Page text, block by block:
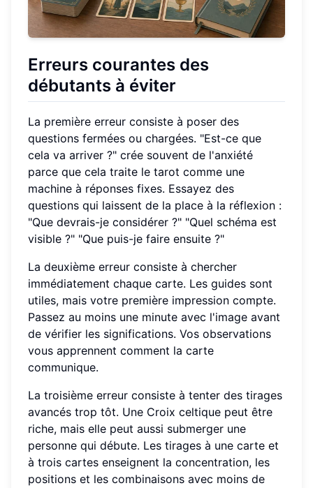
Erreurs courantes des
débutants à éviter
La première erreur consiste à poser des
questions fermées ou chargées. "Est-ce que
cela va arriver ?" crée souvent de l'anxiété
parce que cela traite le tarot comme une
machine à réponses fixes. Essayez des
questions qui laissent de la place à la réflexion :
"Que devrais-je considérer ?" "Quel schéma est
visible ?" "Que puis-je faire ensuite ?"
La deuxième erreur consiste à chercher
immédiatement chaque carte. Les guides sont
utiles, mais votre première impression compte.
Passez au moins une minute avec l'image avant
de vérifier les significations. Vos observations
vous apprennent comment la carte
communique.
La troisième erreur consiste à tenter des tirages
avancés trop tôt. Une Croix celtique peut être
riche, mais elle peut aussi submerger une
personne qui débute. Les tirages à une carte et
à trois cartes enseignent la concentration, les
positions et les combinaisons avec moins de